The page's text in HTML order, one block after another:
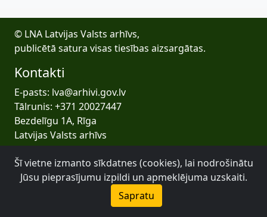
© LNA Latvijas Valsts arhīvs,
publicētā satura visas tiesības aizsargātas.
Kontakti
E-pasts: lva@arhivi.gov.lv
Tālrunis: +371 20027447
Bezdelīgu 1A, Rīga
Latvijas Valsts arhīvs
Šī vietne izmanto sīkdatnes (cookies), lai nodrošinātu
Jūsu pieprasījumu izpildi un apmeklējuma uzskaiti.
Sapratu